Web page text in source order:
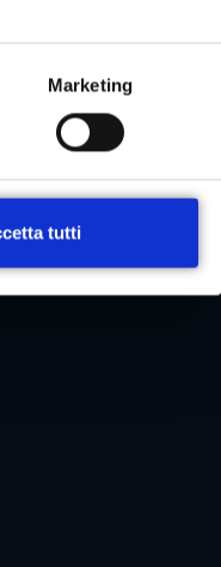
Marketing
tutti